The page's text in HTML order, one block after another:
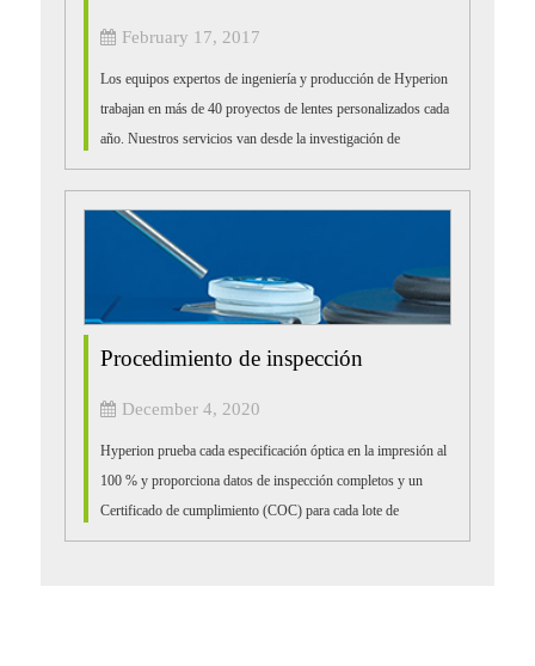
February 17, 2017
Los equipos expertos de ingeniería y producción de Hyperion
trabajan en más de 40 proyectos de lentes personalizados cada
año. Nuestros servicios van desde la investigación de
factibilidad, verificación de especificaciones de diseño, diseño
costo/rendimiento, hasta creación de prototipos y producción
en volumen.
Procedimiento de inspección
December 4, 2020
Hyperion prueba cada especificación óptica en la impresión al
100 % y proporciona datos de inspección completos y un
Certificado de cumplimiento (COC) para cada lote de
producción. Nuestro proceso de inspección de fabricación y